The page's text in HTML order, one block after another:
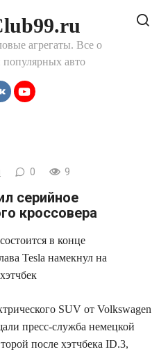
агрегаты. Все о
популярных авто
0 9
серийное
кроссовера
в конце
Tesla намекнул на
SUV от Volkswagen
пресс-служба немецкой
после хэтчбека ID.3,